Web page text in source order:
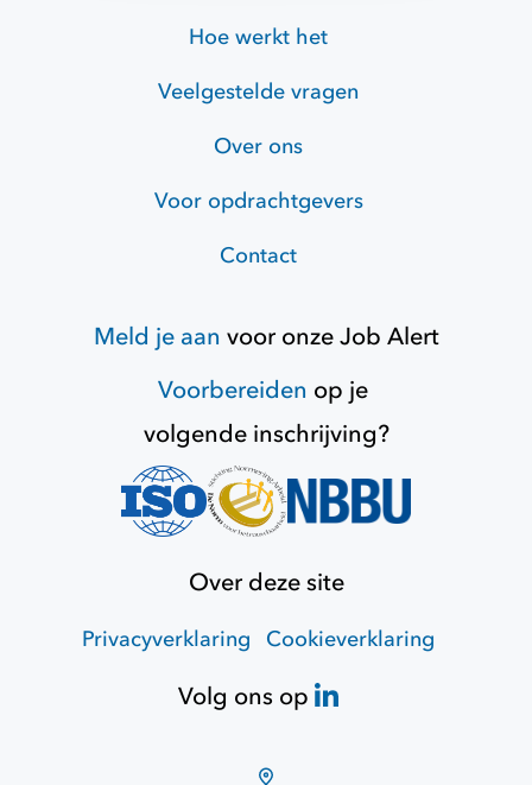
Hoe werkt het
Veelgestelde vragen
Over ons
Voor opdrachtgevers
Contact
Meld je aan voor onzeJob Alert
Voorbereiden op je
volgende inschrijving?
Over deze site
Privacyverklaring Cookieverklaring
Volg ons op